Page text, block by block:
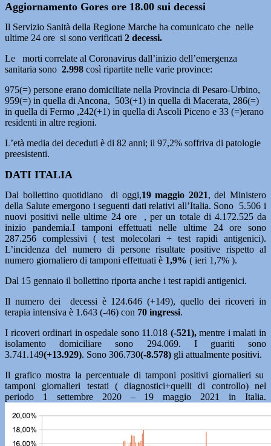
Aggiornamento Gores ore 18.00 sui decessi
Il Servizio Sanità della Regione Marche ha comunicato che nelle
ultime 24 ore si sono verificati 2 decessi.
Le morti correlate al Coronavirus dall’inizio dell’emergenza
sanitaria sono 2.998 così ripartite nelle varie province:
975(=) persone erano domiciliate nella Provincia di Pesaro-Urbino,
959(=) in quella di Ancona, 503(+1) in quella di Macerata, 286(=)
in quella di Fermo ,242(+1) in quella di Ascoli Piceno e 33 (=)erano
residenti in altre regioni.
L’età media dei deceduti è di 82 anni; il 97,2% soffriva di patologie
preesistenti.
DATI ITALIA
Dal bollettino quotidiano di oggi,19 maggio 2021, del Ministero
della Salute emergono i seguenti dati relativi all’Italia. Sono 5.506 i
nuovi positivi nelle ultime 24 ore , per un totale di 4.172.525 da
inizio pandemia.I tamponi effettuati nelle ultime 24 ore sono
287.256 complessivi ( test molecolari + test rapidi antigenici).
L’incidenza del numero di persone risultate positive rispetto al
numero giornaliero di tamponi effettuati è 1,9% ( ieri 1,7% ).
Dal 15 gennaio il bollettino riporta anche i test rapidi antigenici.
Il numero dei decessi è 124.646 (+149), quello dei ricoveri in
terapia intensiva è 1.643 (-46) con 70 ingressi.
I ricoveri ordinari in ospedale sono 11.018 (-521),mentre i malati in
isolamento domiciliare sono 294.069. I guariti sono
3.741.149(+13.929). Sono 306.730(-8.578) gli attualmente positivi.
Il grafico mostra la percentuale di tamponi positivi giornalieri su
tamponi giornalieri testati ( diagnostici+quelli di controllo) nel
periodo 1 settembre 2020 – 19 maggio 2021 in Italia.